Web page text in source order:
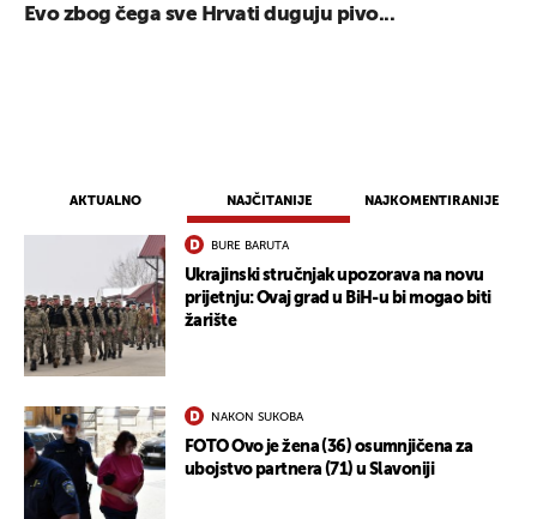
AKTUALNO NAJČITANIJE NAJKOMENTIRANIJE
BURE BARUTA
Ukrajinski stručnjak upozorava na novu
prijetnju: Ovaj grad u BiH-u bi mogao biti
žarište
NAKON SUKOBA
FOTO Ovo je žena (36) osumnjičena za
ubojstvo partnera (71) u Slavoniji
Evo zbog čega sve Hrvati duguju pivo...